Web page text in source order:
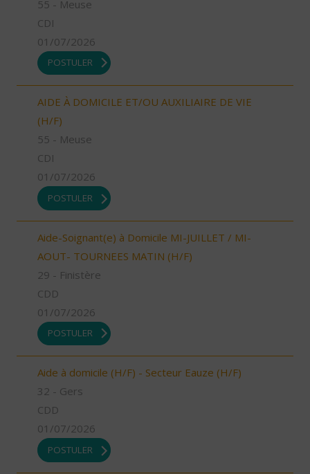
55 - Meuse
CDI
01/07/2026
POSTULER
AIDE À DOMICILE ET/OU AUXILIAIRE DE VIE
(H/F)
55 - Meuse
CDI
01/07/2026
POSTULER
Aide-Soignant(e) à Domicile MI-JUILLET / MI-
AOUT- TOURNEES MATIN (H/F)
29 - Finistère
CDD
01/07/2026
POSTULER
Aide à domicile (H/F) - Secteur Eauze (H/F)
32 - Gers
CDD
01/07/2026
POSTULER